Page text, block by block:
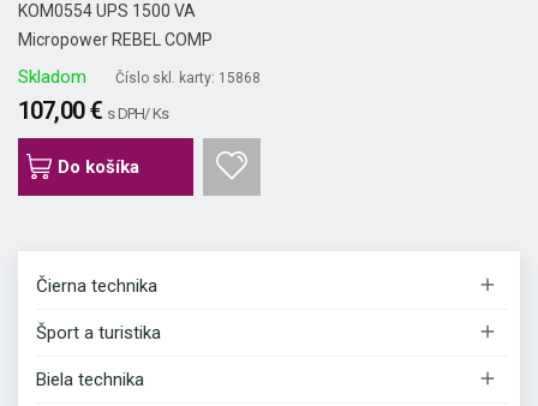
Čierna technika 
Šport a turistika 
Biela technika 
KOM0554 UPS 1500 VA
Micropower REBEL COMP
Skladom Číslo skl. karty: 15868
107,00 € s DPH/ Ks
Do košíka